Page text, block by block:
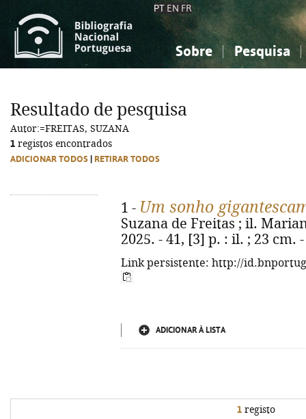
PT EN FR
Sobre Pesquisa
Ciências sociais...
Ciências sociais...
Resultado de pesquisa
Autor:=FREITAS, SUZANA
1 registos encontrados
ADICIONAR TODOS RETIRAR TODOS
1 - Um sonho
Suzana de Freitas ; il.
2025. - 41, [3] p. : il. ; 23 cm.
Link persistente: http://
ADICIONAR À LISTA
1 registo